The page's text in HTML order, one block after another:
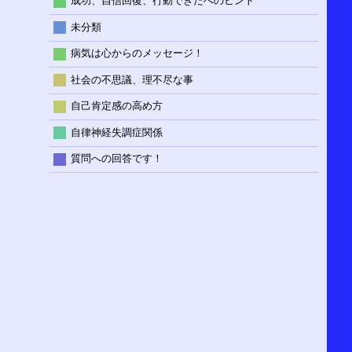
未分類
病気は心からのメッセージ！
社会の不思議、理不尽な事
自己肯定感の高め方
自律神経失調症関係
質問への回答です！